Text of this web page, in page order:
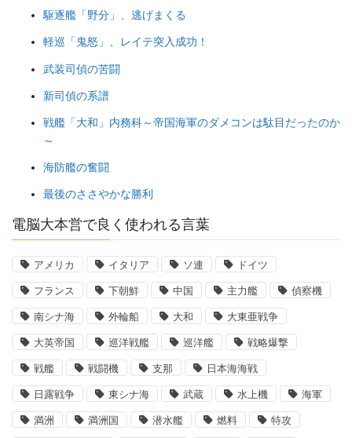
駆逐艦「野分」、逃げまくる
軽巡「鬼怒」、レイテ突入成功！
武装司偵の苦闘
新司偵の系譜
戦艦「大和」内務科～帝国海軍のダメコンは駄目だったのか
～
海防艦の奮闘
最後のささやかな勝利
電脳大本営で良く使われる言葉
アメリカ イタリア ソ連 ドイツ
フランス 下朝鮮 中国 主力艦 偵察機
南シナ海 外輪船 大和 大東亜戦争
大英帝国 巡洋戦艦 巡洋艦 戦略爆撃
戦艦 戦闘機 支那 日本海海戦
日露戦争 東シナ海 武蔵 水上機 海軍
満洲 満洲国 潜水艦 燃料 特攻